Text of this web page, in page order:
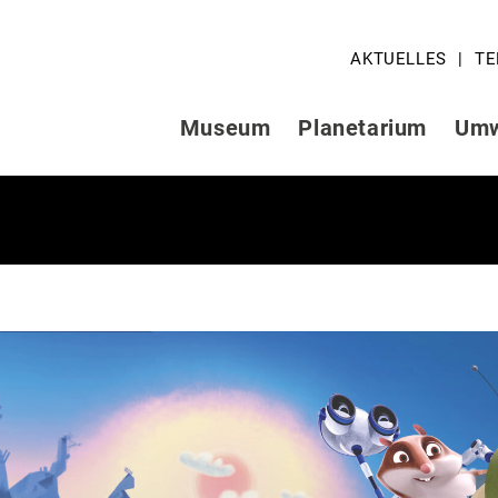
AKTUELLES
Museum Planetarium